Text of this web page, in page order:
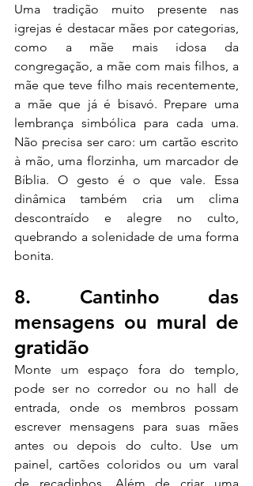
Uma tradição muito presente nas
igrejas é destacar mães por categorias,
como a mãe mais idosa da
congregação, a mãe com mais filhos, a
mãe que teve filho mais recentemente,
a mãe que já é bisavó. Prepare uma
lembrança simbólica para cada uma.
Não precisa ser caro: um cartão escrito
à mão, uma florzinha, um marcador de
Bíblia. O gesto é o que vale. Essa
dinâmica também cria um clima
descontraído e alegre no culto,
quebrando a solenidade de uma forma
bonita.
8. Cantinho das
mensagens ou mural de
gratidão
Monte um espaço fora do templo,
pode ser no corredor ou no hall de
entrada, onde os membros possam
escrever mensagens para suas mães
antes ou depois do culto. Use um
painel, cartões coloridos ou um varal
de recadinhos. Além de criar uma